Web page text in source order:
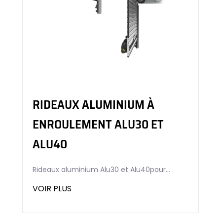
RIDEAUX ALUMINIUM À
ENROULEMENT ALU30 ET
ALU40
Rideaux aluminium Alu30 et Alu40pour...
VOIR PLUS